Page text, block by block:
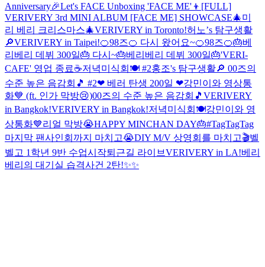
Anniversary🎉Let's FACE Unboxing 'FACE ME'👦 [FULL]
VERIVERY 3rd MINI ALBUM [FACE ME] SHOWCASE🎄미
리 베리 크리스마스🎄VERIVERY in Toronto!허노’s 탐구생활
🔎VERIVERY in Taipei!🍊98즈🍊 다시 왔어요~🍊98즈🍊🎂베
리베리 데뷔 300일🎂 다시~🎂베리베리 데뷔 300일🎂'VERI-
CAFE' 영업 종료☕저녁미식회🍽 #2홍조's 탐구생활🔎 00즈의
수준 높은 음감회🎵 #2❤ 베러 탄생 200일 ❤강민이와 영상통
화💙 (ft. 인가 막방😢)00즈의 수준 높은 음감회🎵 VERIVERY
in Bangkok!VERIVERY in Bangkok!저녁미식회🍽강민이와 영
상통화💙리얼 막방😭HAPPY MINCHAN DAY🎂#TagTagTag
마지막 팬사인회까지 마치고😭DIY M/V 상영회를 마치고🎬벨
벨고 1학년 9반 수업시작퇴근길 라이브VERIVERY in LA!베리
베리의 대기실 습격사건 2탄!✨✨